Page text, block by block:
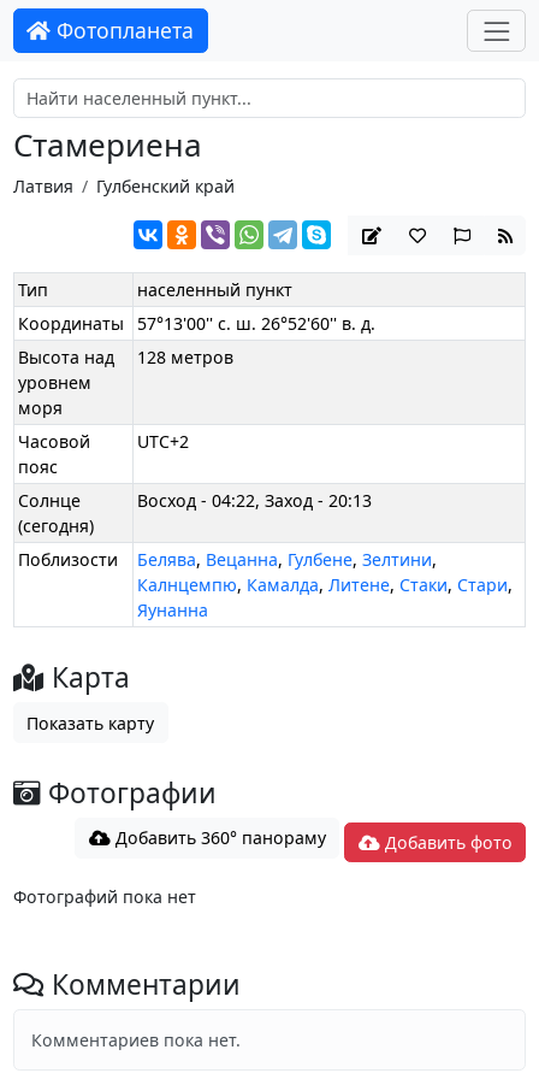
Фотопланета
Стамериена
Латвия Гулбенский край
Тип
населенный пункт
Координаты
57°13'00'' с. ш. 26°52'60'' в. д.
Высота над
уровнем
моря
128 метров
Часовой
пояс
UTC+2
Солнце
(сегодня)
Восход - 04:22, Заход - 20:13
Поблизости Белява, Вецанна, Гулбене,Зелтини,
Калнцемпю, Камалда,Литене, Стаки, Стари,
Яунанна
Карта
Показать карту
Фотографии
Добавить 360° панораму Добавить фото
Фотографий пока нет
Комментарии
Комментариев пока нет.